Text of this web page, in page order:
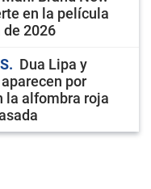
en la película
2026
Dua Lipa y
por
la alfombra roja